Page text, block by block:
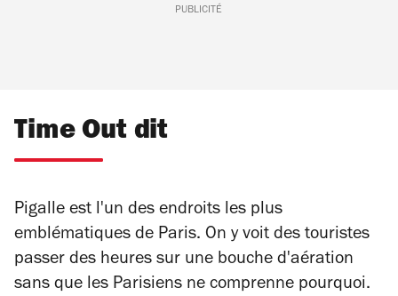
PUBLICITÉ
Time Out dit
Pigalle est l'un des endroits les plus
emblématiques de Paris. On y voit des touristes
passer des heures sur une bouche d'aération
sans que les Parisiens ne comprenne pourquoi.